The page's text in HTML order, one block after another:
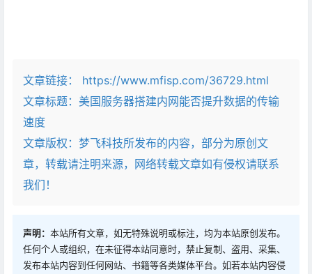
文章链接：
https://www.mfisp.com/36729.html
文章标题： 美国服务器搭建内网能否提升数据的传输
速度
文章版权：梦飞科技所发布的内容，部分为原创文
章，转载请注明来源，网络转载文章如有侵权请联系
我们！
声明： 本站所有文章，如无特殊说明或标注，均为本站原创发布。
任何个人或组织，在未征得本站同意时，禁止复制、盗用、采集、
发布本站内容到任何网站、书籍等各类媒体平台。如若本站内容侵